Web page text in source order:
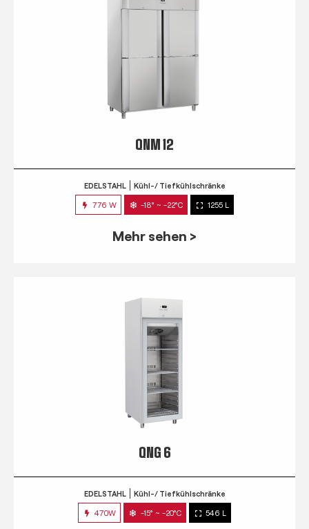
QNM 12
EDELSTAHL Kühl-/ Tiefkühlschränke
776 W -18° ~ -22°C 1255 L
Mehr sehen >
QNG 6
EDELSTAHL Kühl-/ Tiefkühlschränke
470W -15° ~ -20°C 546 L